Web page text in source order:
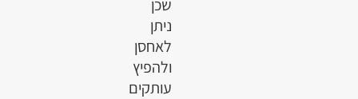
שכן
ניתן
לאחסן
ולהפיץ
עותקים